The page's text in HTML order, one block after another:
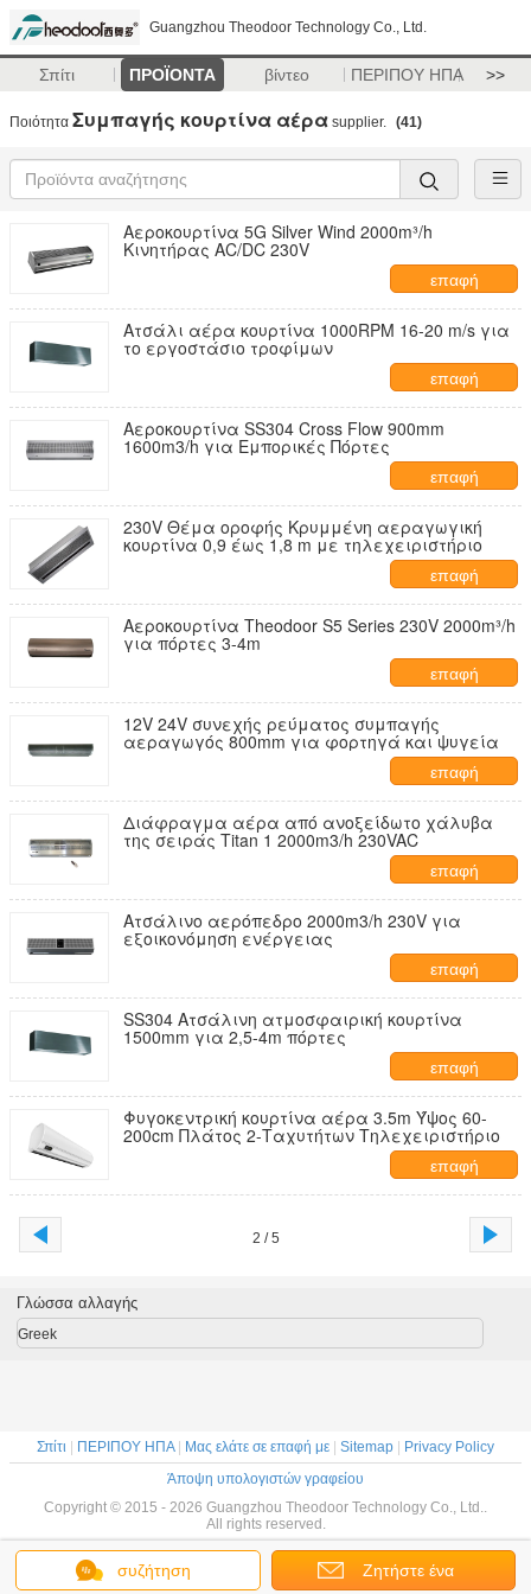
Guangzhou Theodoor Technology Co., Ltd.
Σπίτι ΠΡΟΪΟΝΤΑ βίντεο ΠΕΡΙΠΟΥ ΗΠΑ >>
Ποιότητα Συμπαγής κουρτίνα αέρα supplier. (41)
Αεροκουρτίνα 5G Silver Wind 2000m³/h
Κινητήρας AC/DC 230V
επαφή
Ατσάλι αέρα κουρτίνα 1000RPM 16-20 m/s για
το εργοστάσιο τροφίμων
επαφή
Αεροκουρτίνα SS304 Cross Flow 900mm
1600m3/h για Εμπορικές Πόρτες
επαφή
230V Θέμα οροφής Κρυμμένη αεραγωγική
κουρτίνα 0,9 έως 1,8 m με τηλεχειριστήριο
επαφή
Αεροκουρτίνα Theodoor S5 Series 230V 2000m³/h
για πόρτες 3-4m
επαφή
12V 24V συνεχής ρεύματος συμπαγής
αεραγωγός 800mm για φορτηγά και ψυγεία
επαφή
Διάφραγμα αέρα από ανοξείδωτο χάλυβα
της σειράς Titan 1 2000m3/h 230VAC
επαφή
Ατσάλινο αερόπεδρο 2000m3/h 230V για
εξοικονόμηση ενέργειας
επαφή
SS304 Ατσάλινη ατμοσφαιρική κουρτίνα
1500mm για 2,5-4m πόρτες
επαφή
Φυγοκεντρική κουρτίνα αέρα 3.5m Ύψος 60-
200cm Πλάτος 2-Ταχυτήτων Τηλεχειριστήριο
επαφή
2 / 5
συζήτηση Ζητήστε ένα
Γλώσσα αλλαγής
Greek
Σπίτι ΠΕΡΙΠΟΥ ΗΠΑ| Μας ελάτε σε επαφή με Sitemap
Privacy Policy
Άποψη υπολογιστών γραφείου
Copyright © 2015 - 2026 Guangzhou Theodoor Technology Co., Ltd..
All rights reserved.